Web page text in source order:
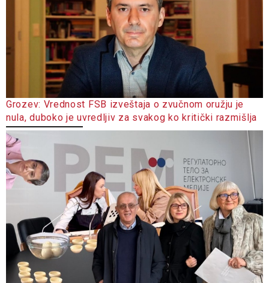
Grozev: Vrednost FSB izveštaja o zvučnom oružju je
nula, duboko je uvredljiv za svakog ko kritički razmišlja